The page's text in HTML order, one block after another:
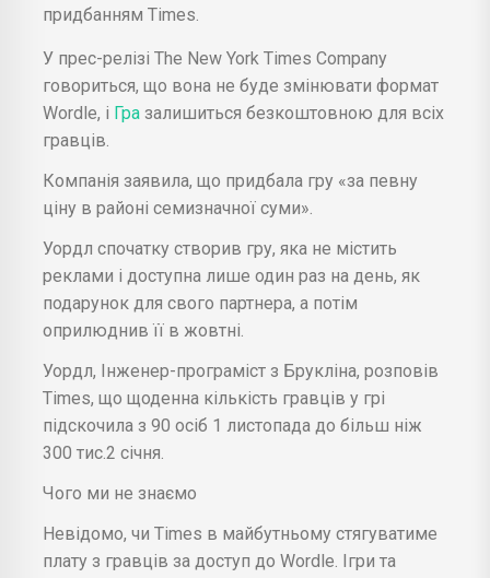
придбанням Times.
У прес-релізі The New York Times Company
говориться, що вона не буде змінювати формат
Wordle, і Гра залишиться безкоштовною для всіх
гравців.
Компанія заявила, що придбала гру «за певну
ціну в районі семизначної суми».
Уордл спочатку створив гру, яка не містить
реклами і доступна лише один раз на день, як
подарунок для свого партнера, а потім
оприлюднив її в жовтні.
Уордл, Інженер-програміст з Брукліна, розповів
Times, що щоденна кількість гравців у грі
підскочила з 90 осіб 1 листопада до більш ніж
300 тис.2 січня.
Чого ми не знаємо
Невідомо, чи Times в майбутньому стягуватиме
плату з гравців за доступ до Wordle. Ігри та